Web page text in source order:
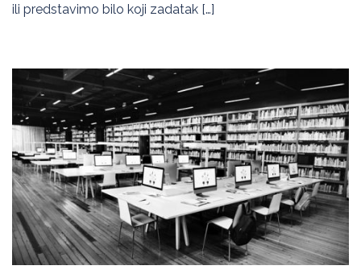
ili predstavimo bilo koji zadatak […]